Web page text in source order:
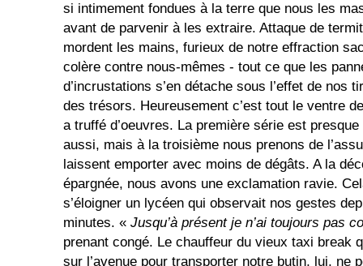
si intimement fondues à la terre que nous les
avant de parvenir à les extraire. Attaque de
mordent les mains, furieux de notre effraction
colère contre nous-mêmes - tout ce que les
d’incrustations s’en détache sous l’effet de nos
des trésors. Heureusement c’est tout le ventre
a truffé d’oeuvres. La première série est
aussi, mais à la troisième nous prenons de
laissent emporter avec moins de dégâts. A la
épargnée, nous avons une exclamation ravie.
s’éloigner un lycéen qui observait nos gestes
minutes. « Jusqu’à présent je n’ai toujours pas
prenant congé. Le chauffeur du vieux taxi break
sur l’avenue pour transporter notre butin, lui, ne